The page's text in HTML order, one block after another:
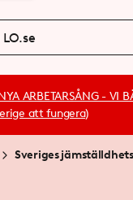
ARBETARSÅNG - VI
att fungera)
Sveriges